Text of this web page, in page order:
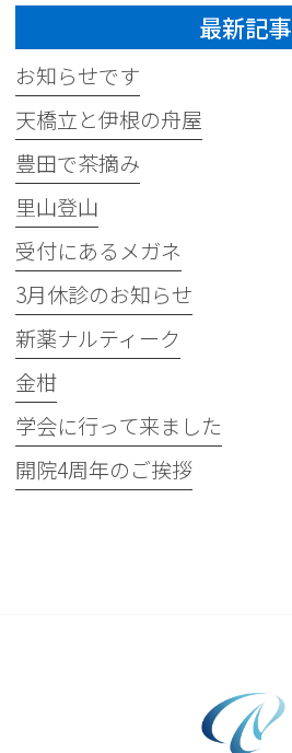
最新記事
お知らせです
天橋立と伊根の舟屋
豊田で茶摘み
里山登山
受付にあるメガネ
3月休診のお知らせ
新薬ナルティーク
金柑
学会に行って来ました
開院4周年のご挨拶